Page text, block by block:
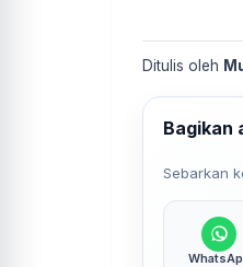
Ditulis oleh
Bagikan
Sebarkan